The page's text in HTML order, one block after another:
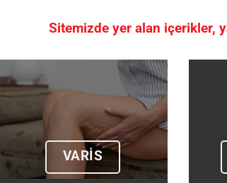
Sitemizde yer alan içerikler,
VARİS